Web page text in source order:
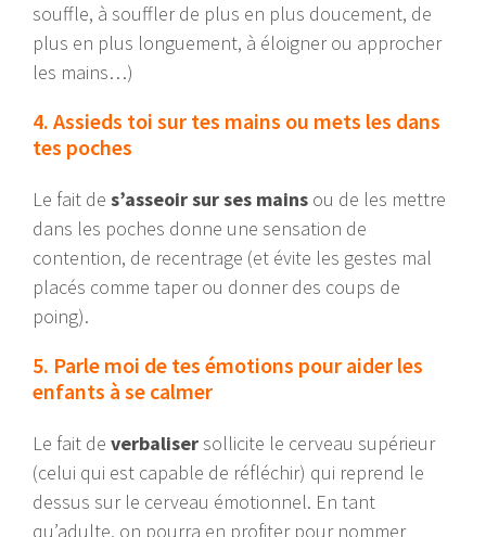
souffle, à souffler de plus en plus doucement, de
plus en plus longuement, à éloigner ou approcher
les mains…)
4. Assieds toi sur tes mains ou mets les dans
tes poches
Le fait de s’asseoir sur ses mains ou de les mettre
dans les poches donne une sensation de
contention, de recentrage (et évite les gestes mal
placés comme taper ou donner des coups de
poing).
5. Parle moi de tes émotions pour aider les
enfants à se calmer
Le fait de verbalisersollicite le cerveau supérieur
(celui qui est capable de réfléchir) qui reprend le
dessus sur le cerveau émotionnel. En tant
qu’adulte, on pourra en profiter pour nommer